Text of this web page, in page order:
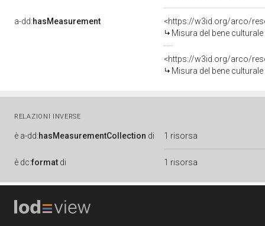
a-dd:hasMeasurement
<https://w3id.org/arco/
Misura del bene
<https://w3id.org/arco/
Misura del bene
RELAZIONI INVERSE
è a-dd:hasMeasurementCollection di 1 risorsa
è dc:format di 1 risorsa